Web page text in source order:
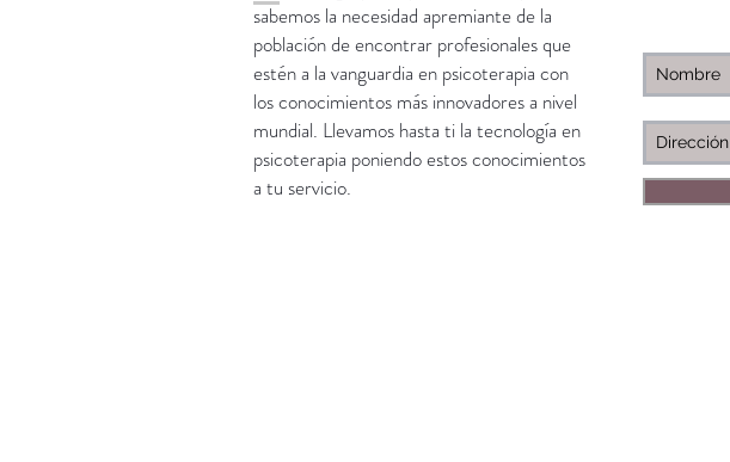
sabemos la necesidad apremiante de la
población de encontrar profesionales que
estén a la vanguardia en psicoterapia con
los conocimientos más innovadores a nivel
mundial. Llevamos hasta ti la tecnología en
psicoterapia poniendo estos conocimientos
a tu servicio.